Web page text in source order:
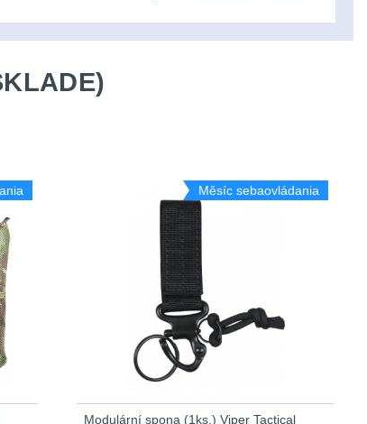
Měsíc sebaovládania
Modulární spona (1ks.) Viper Tactical